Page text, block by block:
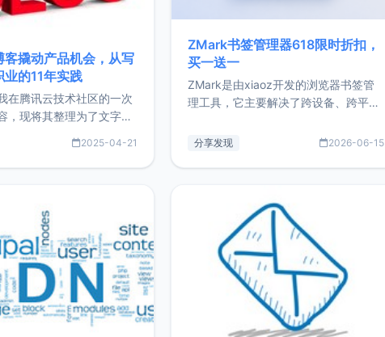
客撬动产品机会，从写
业的11年实践
在腾讯云技术社区的一次
，现将其整理为了文字
博客11年来的经历，以及
到做产品和走向自由职业
。文中还首次公开了我的
运维相关工作，现在已经
年，目前
2025-04-21
ZMark书签管理器618限时折扣，
买一送一
ZMark是由xiaoz开发的浏览器书签管
理工具，它主要解决了跨设备、跨平
做到一处部署、随处访问。同时，它还
量级： 使用Bun + Hono.js
分享发现 2026-06-15